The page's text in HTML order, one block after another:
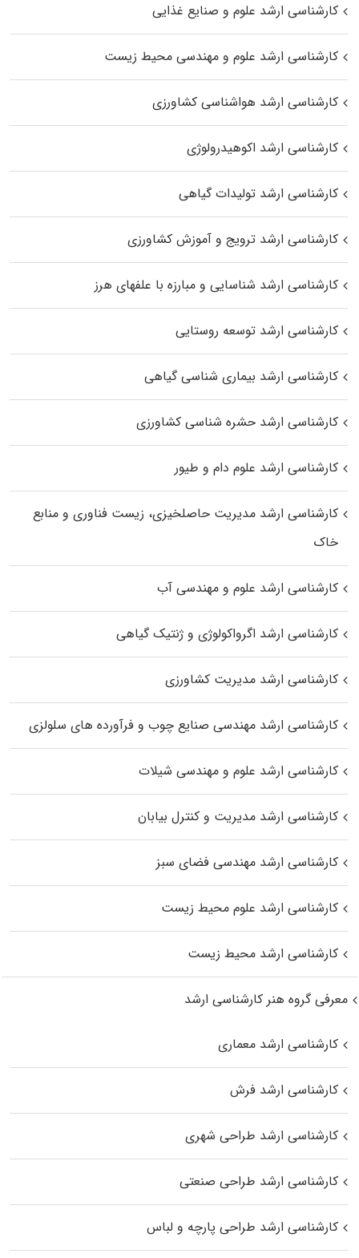
کارشناسی ارشد علوم و صنایع غذایی
کارشناسی ارشد علوم و مهندسی محیط زیست
کارشناسی ارشد هواشناسی کشاورزی
کارشناسی ارشد اکوهیدرولوژی
کارشناسی ارشد تولیدات گیاهی
کارشناسی ارشد ترویج و آموزش کشاورزی
کارشناسی ارشد شناسایی و مبارزه با علفهای هرز
کارشناسی ارشد توسعه روستایی
کارشناسی ارشد بیماری‌ شناسی گیاهی
کارشناسی ارشد حشره‌ شناسی کشاورزی
کارشناسی ارشد علوم دام و طیور
کارشناسی ارشد مدیریت حاصلخیزی، زیست فناوری و منابع
خاک
کارشناسی ارشد علوم و مهندسی آب
کارشناسی ارشد اگرواکولوژی و ژنتیک گیاهی
کارشناسی ارشد مدیریت کشاورزی
کارشناسی ارشد مهندسی صنایع چوب و فرآورده‌ های سلولزی
کارشناسی ارشد علوم و مهندسی شیلات
کارشناسی ارشد مدیریت و کنترل بیابان
کارشناسی ارشد مهندسی فضای سبز
کارشناسی ارشد علوم محیط‌ زیست
کارشناسی ارشد محیط زیست
معرفی گروه هنر کارشناسی ارشد
کارشناسی ارشد معماری
کارشناسی ارشد فرش
کارشناسی ارشد طراحی شهری
کارشناسی ارشد طراحی صنعتی
کارشناسی ارشد طراحی پارچه و لباس